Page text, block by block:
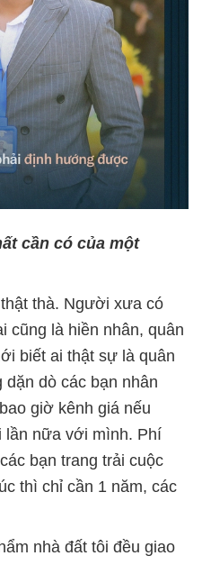
cần có của một
thà. Người xưa có
cũng là hiền nhân, quân
biết ai thật sự là quân
dò các bạn nhân
giờ kênh giá nếu
lần nữa với mình. Phí
bạn trang trải cuộc
thì chỉ cần 1 năm, các
nhà đất tôi đều giao